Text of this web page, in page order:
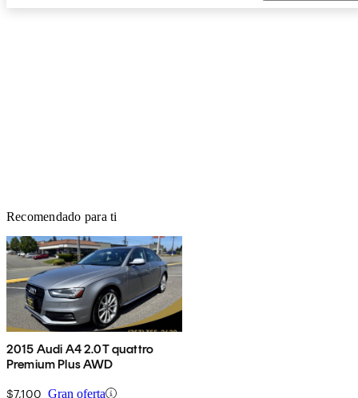
Recomendado para ti
2015 Audi A4 2.0T quattro
Premium Plus AWD
$7,100 Gran oferta